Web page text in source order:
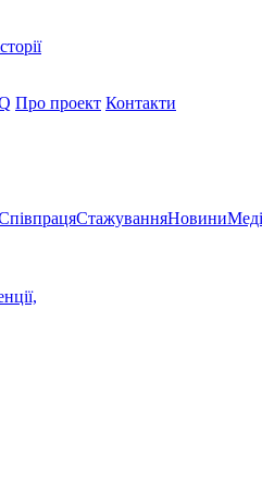
Про проект Контакти
СтажуванняНовини